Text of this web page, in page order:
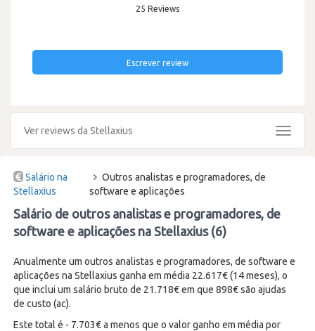
25 Reviews
Escrever review
Ver reviews da Stellaxius
Toggle
Salário na
Stellaxius
Outros analistas e programadores, de
software e aplicações
Salário de outros analistas e programadores, de
software e aplicações na Stellaxius (6)
Anualmente um outros analistas e programadores, de software e
aplicações na Stellaxius ganha em média 22.617€ (14 meses), o
que inclui um salário bruto de 21.718€ em que 898€ são ajudas
de custo (ac).
Este total é - 7.703€ a menos que o valor ganho em média por